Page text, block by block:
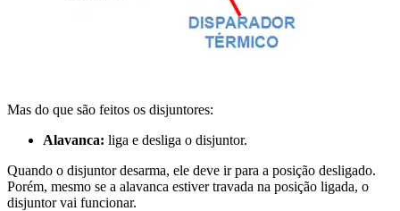
Mas do que são feitos os disjuntores:
Alavanca: liga e desliga o disjuntor.
Quando o disjuntor desarma, ele deve ir para a posição desligado.
Porém, mesmo se a alavanca estiver travada na posição ligada, o
disjuntor vai funcionar.